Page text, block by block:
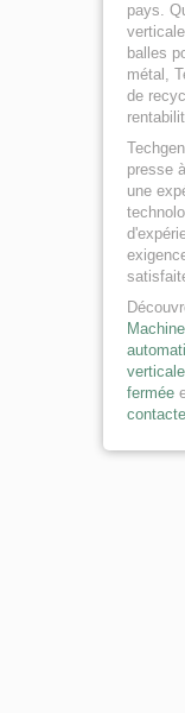
pays.
balles
métal,
de
presse
une
verticale
fermée